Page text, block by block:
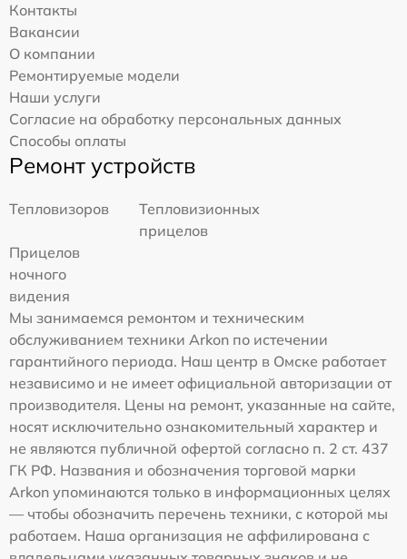
Контакты
Вакансии
О компании
Ремонтируемые модели
Наши услуги
Согласие на обработку персональных данных
Способы оплаты
Ремонт устройств
Тепловизоров
Тепловизионных
прицелов
Прицелов
ночного
видения
Мы занимаемся ремонтом и техническим
обслуживанием техники Arkon по истечении
гарантийного периода. Наш центр в Омске работает
независимо и не имеет официальной авторизации от
производителя. Цены на ремонт, указанные на сайте,
носят исключительно ознакомительный характер и
не являются публичной офертой согласно п. 2 ст. 437
ГК РФ. Названия и обозначения торговой марки
Arkon упоминаются только в информационных целях
— чтобы обозначить перечень техники, с которой мы
работаем. Наша организация не аффилирована с